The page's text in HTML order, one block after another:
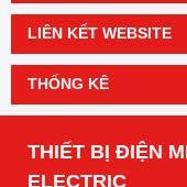
LIÊN KẾT WEBSITE
THỐNG KÊ
THIẾT BỊ ĐIỆN
ELECTRIC